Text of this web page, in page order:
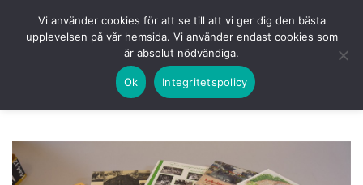
KOMMANDE LOGGA IN
Vi använder cookies för att se till att vi ger dig den bästa
upplevelsen på vår hemsida. Vi använder endast cookies som
är absolut nödvändiga.
Ok Integritetspolicy